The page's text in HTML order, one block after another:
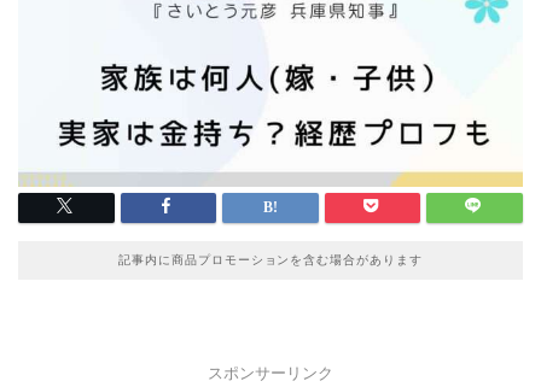
記事内に商品プロモーションを含む場合があります
スポンサーリンク